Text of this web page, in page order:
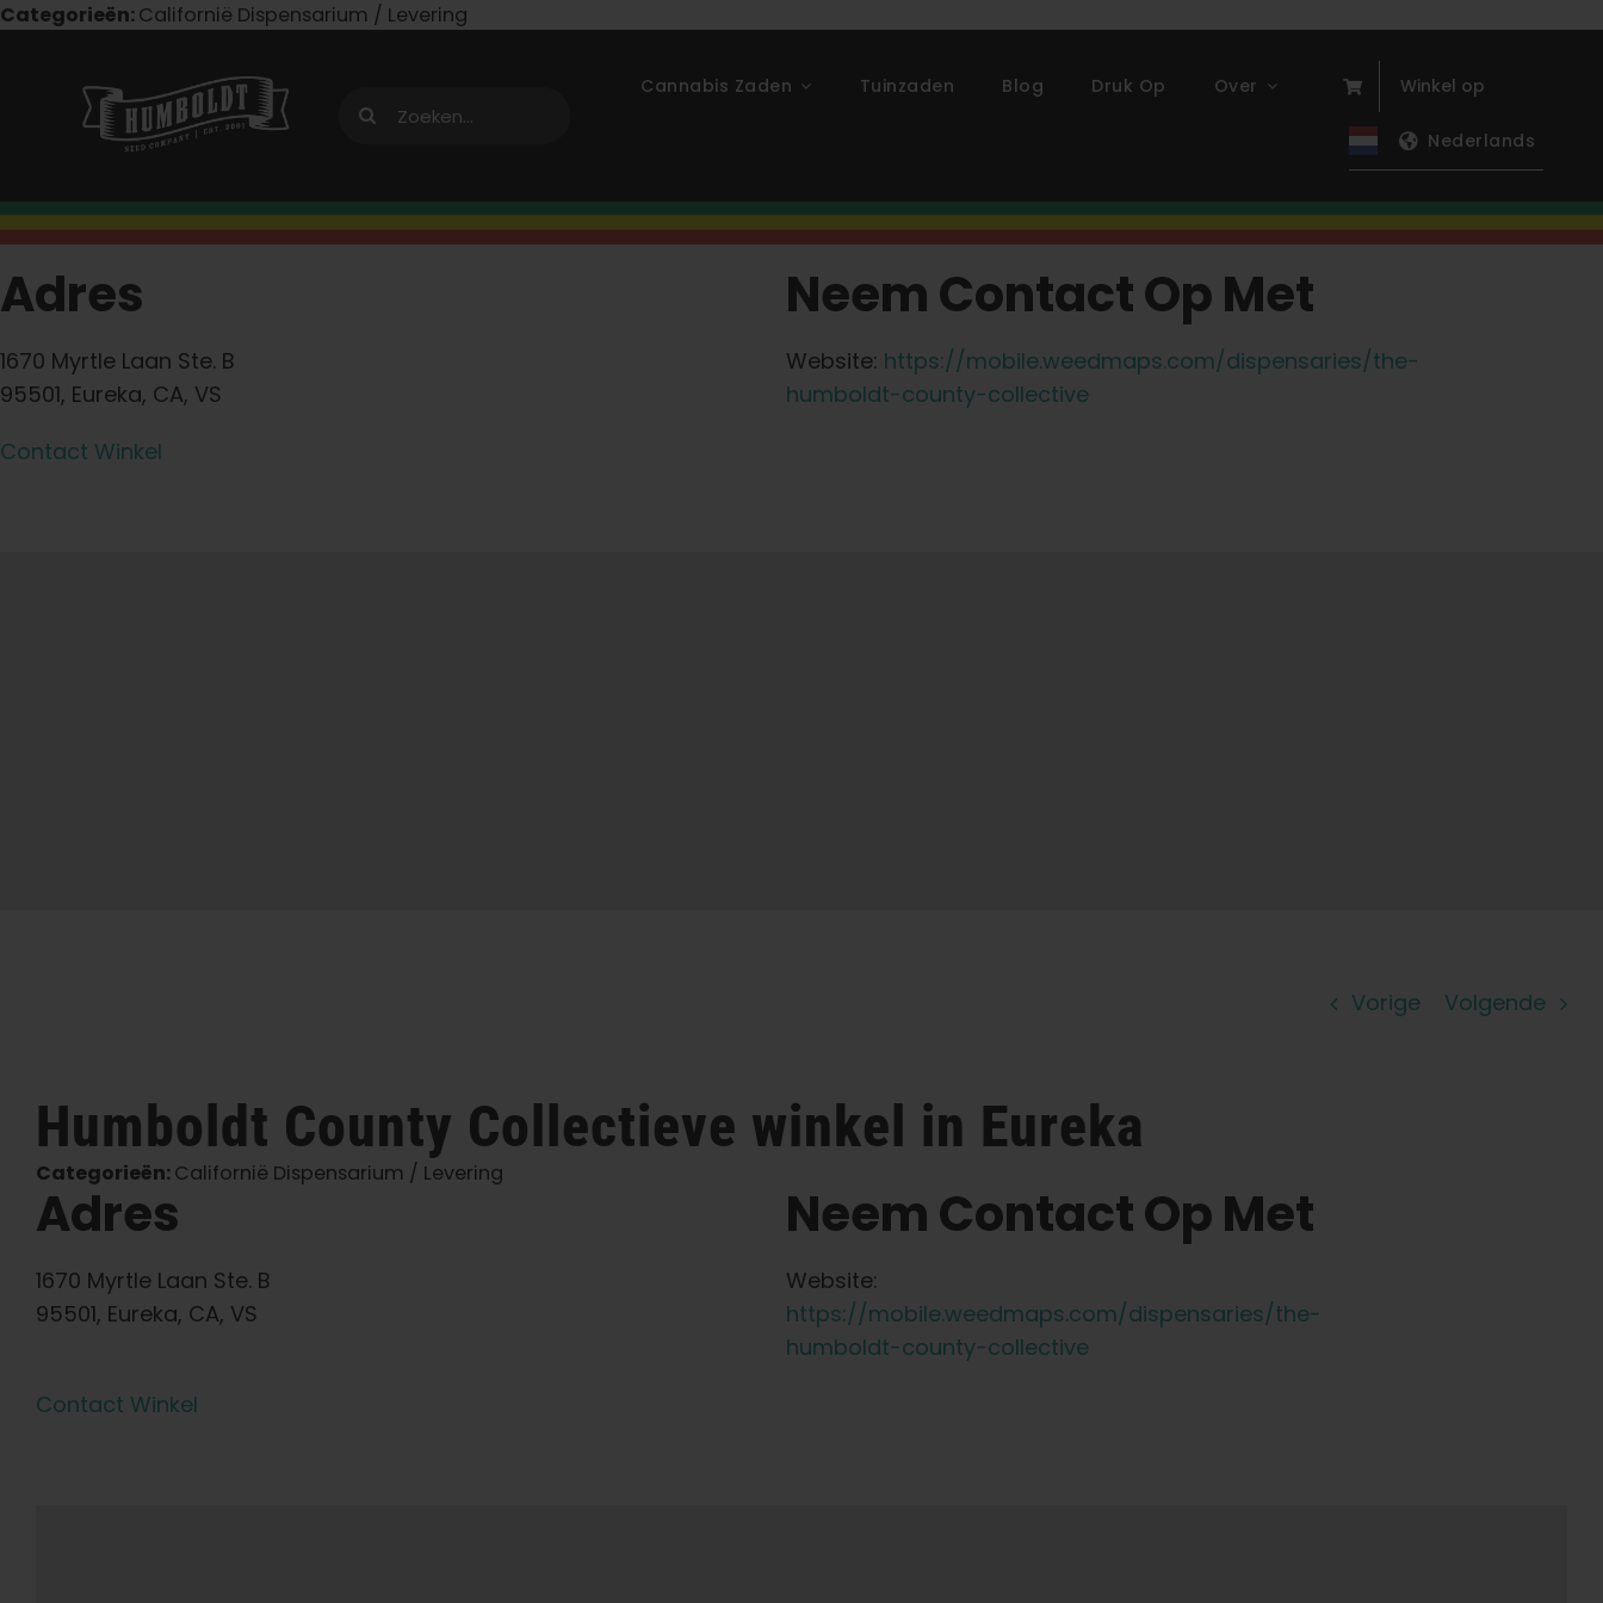
Overslaan
Categorieën:Californië Dispensarium / Levering
Zoeken:
Cannabis Zaden Tuinzaden Blog Druk Op Over Winkel op
Nederlands
Adres
1670 Myrtle Laan Ste. B
95501, Eureka, CA, VS
Neem Contact Op Met
Website: https://mobile.weedmaps.com/dispensaries/the-
humboldt-county-collective
Contact Winkel
Vorige Volgende
Humboldt County Collectieve winkel in Eureka
Categorieën:Californië Dispensarium / Levering
Adres
1670 Myrtle Laan Ste. B
95501, Eureka, CA, VS
Neem Contact Op Met
Website:
https://mobile.weedmaps.com/dispensaries/the-
humboldt-county-collective
Contact Winkel